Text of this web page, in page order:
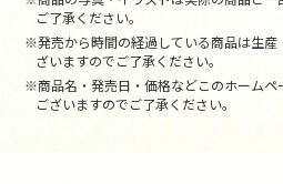
ご了承ください。
※発売から時間の経過している商品は生産
ざいますのでご了承ください。
※商品名・発売日・価格などこのホームペ
ございますのでご了承ください。